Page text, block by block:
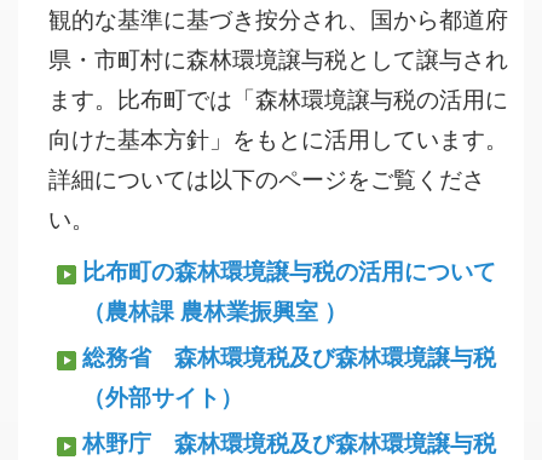
観的な基準に基づき按分され、国から都道府
県・市町村に森林環境譲与税として譲与され
ます。比布町では「森林環境譲与税の活用に
向けた基本方針」をもとに活用しています。
詳細については以下のページをご覧くださ
い。
比布町の森林環境譲与税の活用について
（農林課 農林業振興室 ）
総務省 森林環境税及び森林環境譲与税
（外部サイト）
林野庁 森林環境税及び森林環境譲与税